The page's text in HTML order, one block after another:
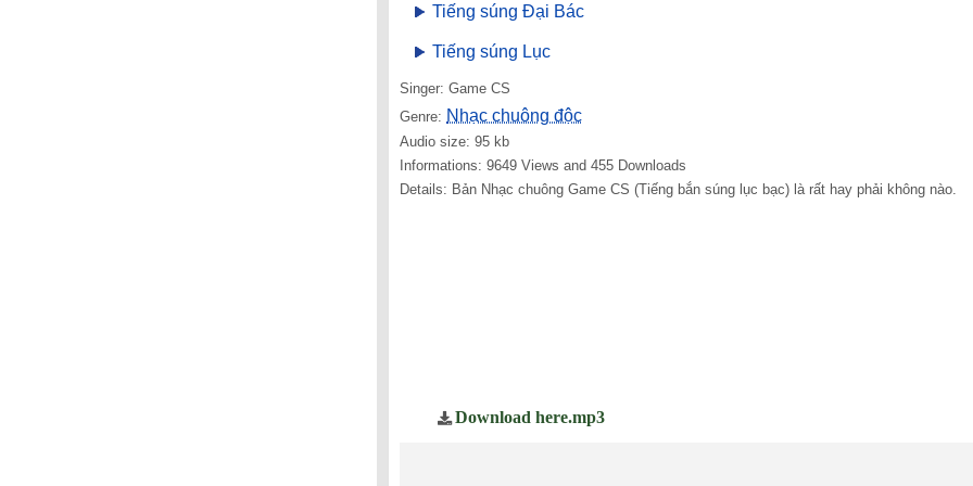
Tiếng súng Đại Bác
Tiếng súng Lục
Singer: Game CS
Genre: Nhạc chuông độc
Audio size: 95 kb
Informations: 9649 Views and 455 Downloads
Details: Bản Nhạc chuông Game CS (Tiếng bắn súng lục bạc) là rất hay phải không nào.
Download here.mp3